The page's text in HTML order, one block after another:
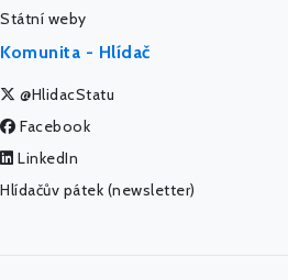
Státní weby
Komunita - Hlídač
@HlidacStatu
Facebook
LinkedIn
Hlídačův pátek (newsletter)